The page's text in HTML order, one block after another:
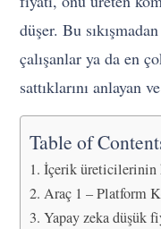
düşer. Bu
çalışanlar ya da en
sattıklarını anlayan
Table of
İçerik üreticilerinin
Araç 1 – Platform
Yapay zeka düşük